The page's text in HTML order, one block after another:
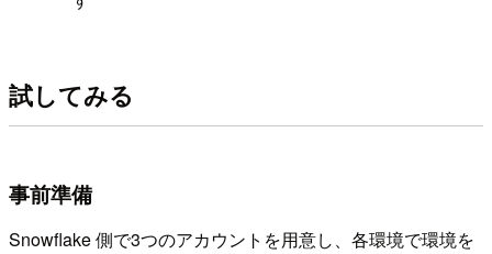
試してみる
事前準備
Snowflake 側で3つのアカウントを用意し、各環境で環境を